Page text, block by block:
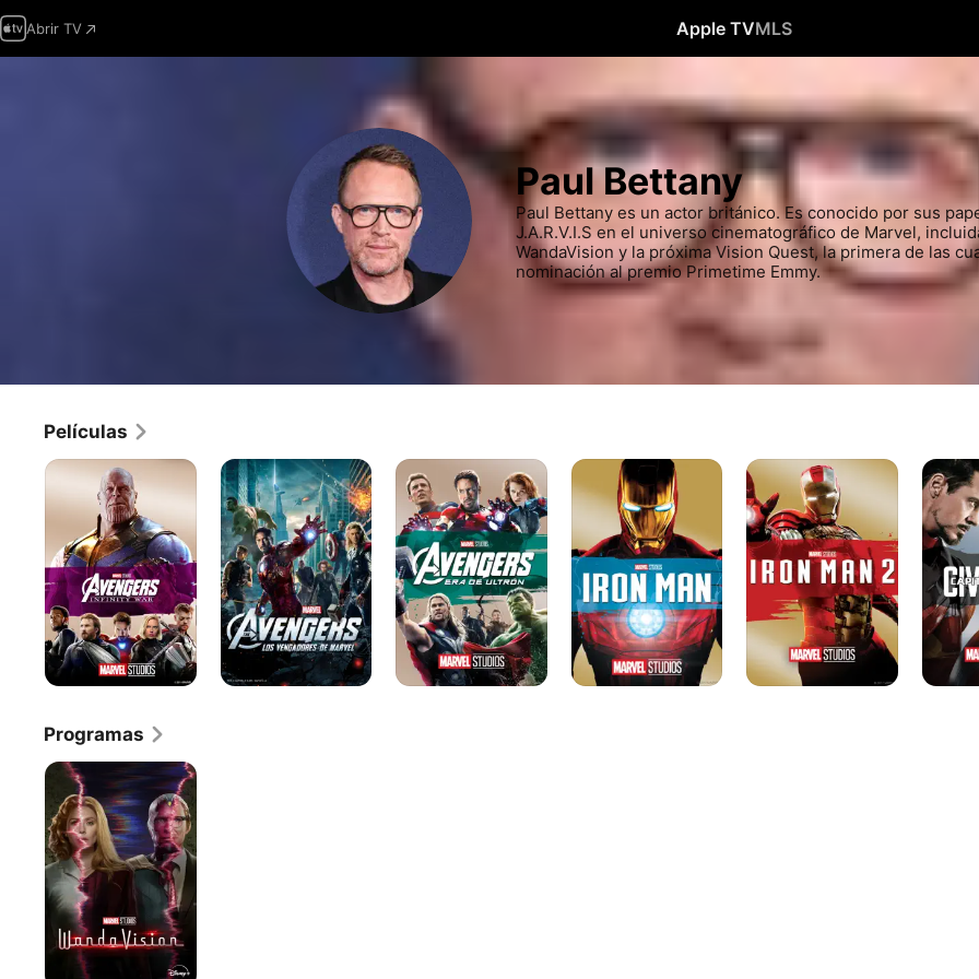
Abrir TV Apple TVMLS
Paul Bettany
Paul Bettany es un actor británico. Es conocido por sus
J.A.R.V.I.S en el universo cinematográfico de Marvel,
WandaVision y la próxima Vision Quest, la primera de las
nominación al premio Primetime Emmy.
Películas
Avengers:
War
The
Avengers: Los
Vengadores
Avengers:
Era
de
Ultrón
Iron
Man
Iron
Man
2
Capitán
Civil
War
Programas
WandaVision